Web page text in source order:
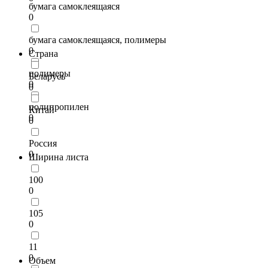
бумага самоклеящаяся
0
бумага самоклеящаяся, полимеры
0
полимеры
0
полипропилен
0
Страна
Беларусь
0
Китай
0
Россия
0
Ширина листа
100
0
105
0
11
0
Объем